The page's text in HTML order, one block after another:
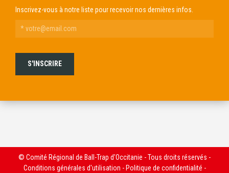
Inscrivez-vous à notre liste pour recevoir nos dernières infos.
© Comité Régional de Ball-Trap d'Occitanie - Tous droits réservés -
Conditions générales d'utilisation - Politique de confidentialité -